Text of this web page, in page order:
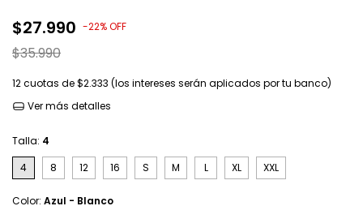
$27.990 -22%OFF
$35.990
12cuotas de$2.333 (los intereses serán aplicados por tu banco)
Ver más detalles
Talla: 4
4
8 12 16 S M L XL XXL
Color: Azul - Blanco